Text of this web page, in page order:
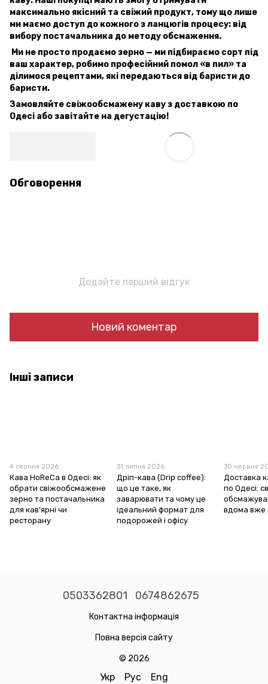
максимально якісний та свіжий продукт, тому що лише
ми маємо доступ до кожного з ланцюгів процесу: від
вибору постачальника до методу обсмаження.
Ми не просто продаємо зерно — ми підбираємо сорт під
ваш характер, робимо професійний помол «в пил» та
ділимося рецептами, які передаються від баристи до
баристи.
Замовляйте свіжообсмажену каву з доставкою по
Одесі або завітайте на дегустацію!
Обговорення
Додайте перший відгук
Новий коментар
Інші записи
4 серпня 2026
Кава HoReCa в Одесі: як
обрати свіжообсмажене
зерно та постачальника
для кав’ярні чи
ресторану
31 липня 2026
Дріп-кава (Drip coffee):
що це таке, як
заварювати та чому це
ідеальний формат для
подорожей і офісу
30 червня
Доставка
по Одесі:
вдома вже
0503362801 0674862675
Контактна інформація
Повна версія сайту
© 2026
Укр Рус Eng